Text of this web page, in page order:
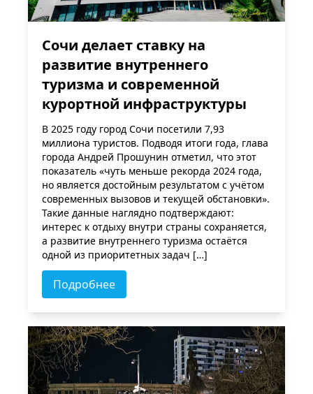
Сочи делает ставку на
развитие внутреннего
туризма и современной
курортной инфраструктуры
В 2025 году город Сочи посетили 7,93
миллиона туристов. Подводя итоги года, глава
города Андрей Прошунин отметил, что этот
показатель «чуть меньше рекорда 2024 года,
но является достойным результатом с учётом
современных вызовов и текущей обстановки».
Такие данные наглядно подтверждают:
интерес к отдыху внутри страны сохраняется,
а развитие внутреннего туризма остаётся
одной из приоритетных задач […]
Подробнее